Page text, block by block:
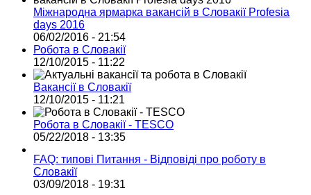
Міжнародна ярмарка вакансій в Словакії Profesia
days 2016
06/02/2016 - 21:54
Робота в Словакії
12/10/2015 - 11:22
Вакансії в Словакії
12/10/2015 - 11:21
Робота в Словакії - TESCO
05/22/2018 - 13:35
FAQ: типові Питання - Відповіді про роботу в
Словакії
03/09/2018 - 19:31